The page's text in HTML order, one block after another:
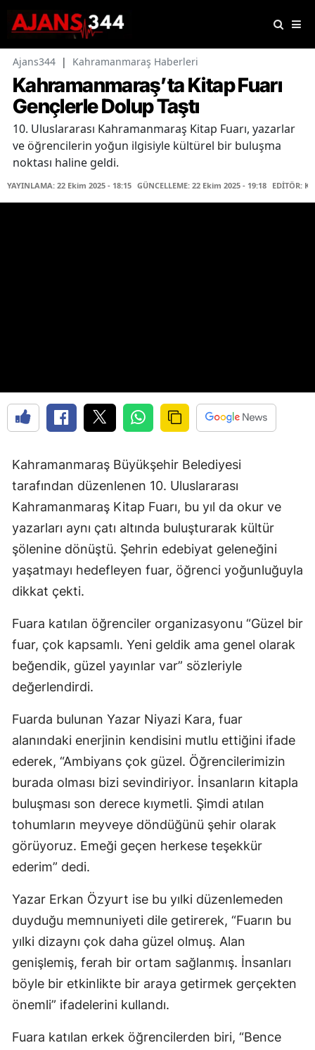
Ajans344 | Kahramanmaraş Haberleri
Kahramanmaraş’ta Kitap Fuarı
Gençlerle Dolup Taştı
10. Uluslararası Kahramanmaraş Kitap Fuarı, yazarlar
ve öğrencilerin yoğun ilgisiyle kültürel bir buluşma
noktası haline geldi.
YAYINLAMA: 22 Ekim 2025 - 18:15 GÜNCELLEME: 22 Ekim 2025 - 19:18 EDİTÖR:
Kahramanmaraş Büyükşehir Belediyesi
tarafından düzenlenen 10. Uluslararası
Kahramanmaraş Kitap Fuarı, bu yıl da okur ve
yazarları aynı çatı altında buluşturarak kültür
şölenine dönüştü. Şehrin edebiyat geleneğini
yaşatmayı hedefleyen fuar, öğrenci yoğunluğuyla
dikkat çekti.
Fuara katılan öğrenciler organizasyonu “Güzel bir
fuar, çok kapsamlı. Yeni geldik ama genel olarak
beğendik, güzel yayınlar var” sözleriyle
değerlendirdi.
Fuarda bulunan Yazar Niyazi Kara, fuar
alanındaki enerjinin kendisini mutlu ettiğini ifade
ederek, “Ambiyans çok güzel. Öğrencilerimizin
burada olması bizi sevindiriyor. İnsanların kitapla
buluşması son derece kıymetli. Şimdi atılan
tohumların meyveye döndüğünü şehir olarak
görüyoruz. Emeği geçen herkese teşekkür
ederim” dedi.
Yazar Erkan Özyurt ise bu yılki düzenlemeden
duyduğu memnuniyeti dile getirerek, “Fuarın bu
yılki dizaynı çok daha güzel olmuş. Alan
genişlemiş, ferah bir ortam sağlanmış. İnsanları
böyle bir etkinlikte bir araya getirmek gerçekten
önemli” ifadelerini kullandı.
Fuara katılan erkek öğrencilerden biri, “Bence